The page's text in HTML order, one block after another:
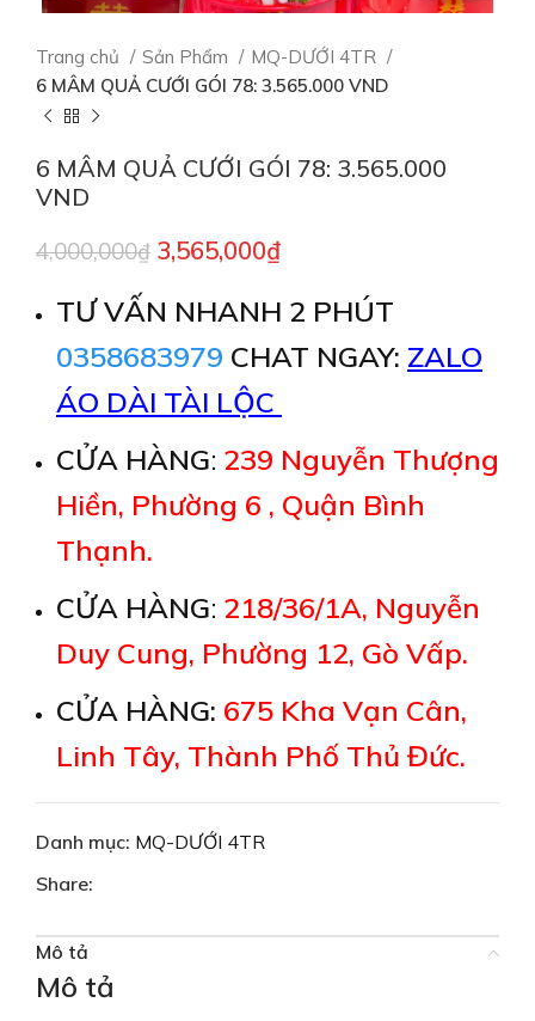
Trang chủ Sản Phẩm
MQ-DƯỚI 4TR
6 MÂM QUẢ CƯỚI GÓI 78: 3.565.000 VND
6 MÂM QUẢ CƯỚI GÓI 78: 3.565.000
VND
4,000,000₫ 3,565,000₫
TƯ VẤN NHANH 2 PHÚT
0358683979 CHAT NGAY: ZALO
ÁO DÀI TÀI LỘC
CỬA HÀNG: 239 Nguyễn Thượng
Hiền, Phường 6 , Quận Bình
Thạnh.
CỬA HÀNG: 218/36/1A, Nguyễn
Duy Cung, Phường 12, Gò Vấp.
CỬA HÀNG: 675 Kha Vạn Cân,
Linh Tây, Thành Phố Thủ Đức.
Danh mục: MQ-DƯỚI 4TR
Share:
Mô tả
Mô tả